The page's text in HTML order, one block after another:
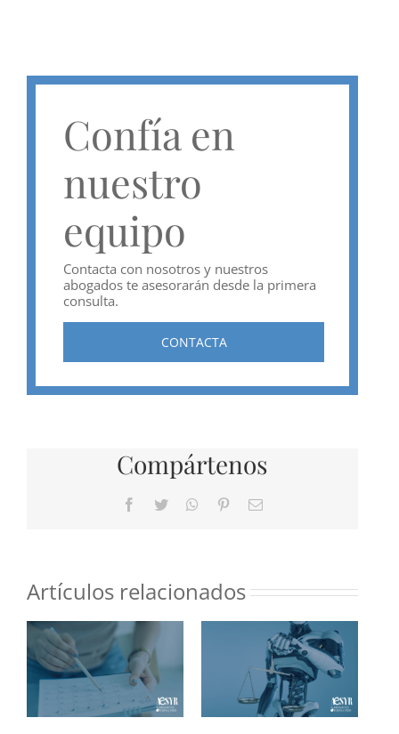
Confía en
nuestro
equipo
Contacta con nosotros y nuestros
abogados te asesorarán desde la primera
consulta.
CONTACTA
Compártenos
Facebook
Twitter WhatsApp
PinterestCorreo
Artículos relacionados